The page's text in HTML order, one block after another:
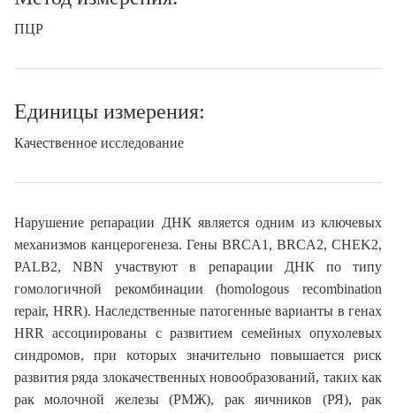
ПЦР
Единицы измерения:
Качественное исследование
Нарушение репарации ДНК является одним из ключевых
механизмов канцерогенеза. Гены BRCA1, BRCA2, CHEK2,
PALB2, NBN участвуют в репарации ДНК по типу
гомологичной рекомбинации (homologous recombination
repair, HRR). Наследственные патогенные варианты в генах
HRR ассоциированы с развитием семейных опухолевых
синдромов, при которых значительно повышается риск
развития ряда злокачественных новообразований, таких как
рак молочной железы (РМЖ), рак яичников (РЯ), рак